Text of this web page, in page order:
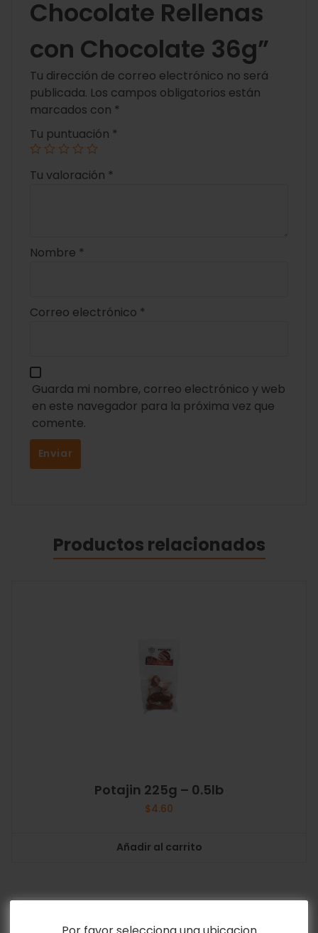
Chocolate Rellenas
con Chocolate 36g”
Tu dirección de correo electrónico no será
publicada. Los campos obligatorios están
marcados con *
Tu puntuación *
Tu valoración *
Nombre *
Correo electrónico *
Guarda mi nombre, correo electrónico y web
en este navegador para la próxima vez que
comente.
Productos relacionados
Potajin 225g – 0.5lb
$4.60
Añadir al carrito